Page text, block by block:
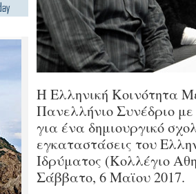
Η Ελληνική Κοινότητα
Πανελλήνιο Συνέδριο
για ένα δημιουργικό
εγκαταστάσεις του
Ιδρύματος (Κολλέγιο
Σάββατο, 6 Μαϊου 2017.